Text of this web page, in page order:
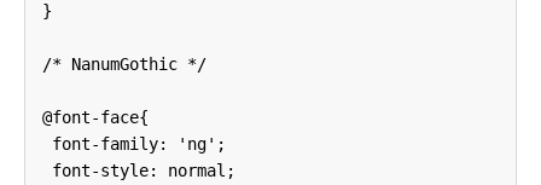
}
/* NanumGothic */
@font-face{
font-family: 'ng';
font-style: normal;